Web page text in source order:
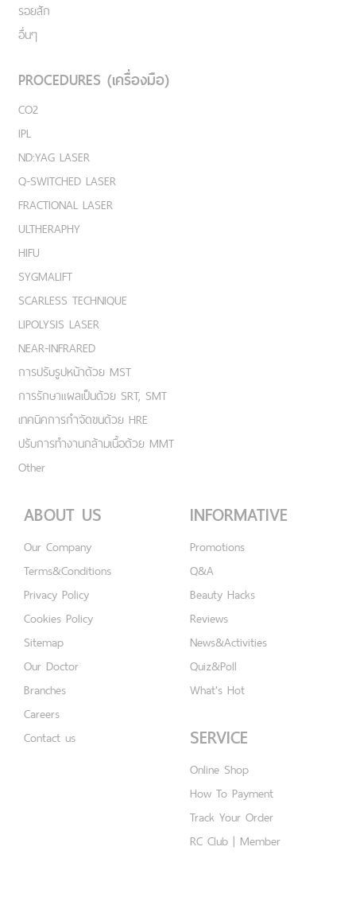
รอยสัก
อื่นๆ
PROCEDURES (เครื่องมือ)
CO2
IPL
ND:YAG LASER
Q-SWITCHED LASER
FRACTIONAL LASER
ULTHERAPHY
HIFU
SYGMALIFT
SCARLESS TECHNIQUE
LIPOLYSIS LASER
NEAR-INFRARED
การปรับรูปหน้าด้วย MST
การรักษาแผลเป็นด้วย SRT, SMT
เทคนิคการกำจัดขนด้วย HRE
ปรับการทำงานกล้ามเนื้อด้วย MMT
Other
ABOUT US
Our Company
Terms&Conditions
Privacy Policy
Cookies Policy
Sitemap
Our Doctor
Branches
Careers
Contact us
INFORMATIVE
Promotions
Q&A
Beauty Hacks
Reviews
News&Activities
Quiz&Poll
What's Hot
SERVICE
Online Shop
How To Payment
Track Your Order
RC Club | Member